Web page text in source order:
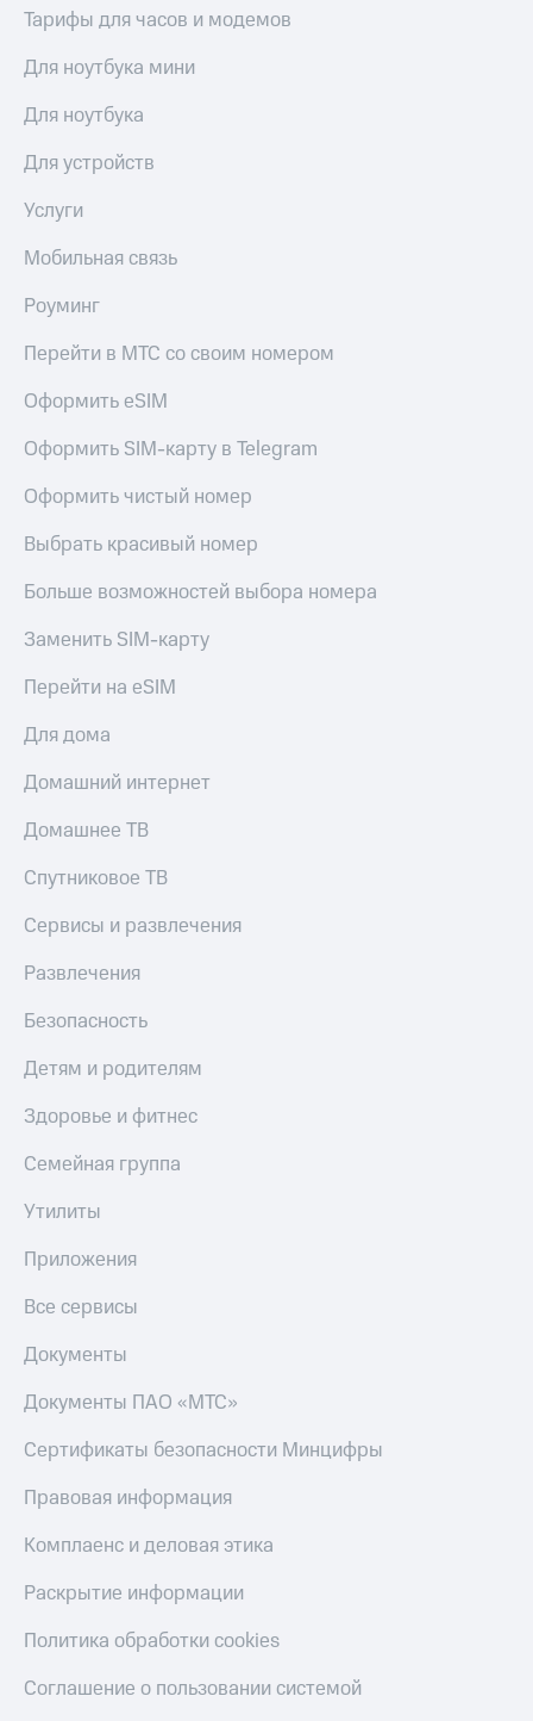
Тарифы для часов и модемов
Для ноутбука мини
Для ноутбука
Для устройств
Услуги
Мобильная связь
Роуминг
Перейти в МТС со своим номером
Оформить eSIM
Оформить SIM-карту в Telegram
Оформить чистый номер
Выбрать красивый номер
Больше возможностей выбора номера
Заменить SIM-карту
Перейти на eSIM
Для дома
Домашний интернет
Домашнее ТВ
Спутниковое ТВ
Сервисы и развлечения
Развлечения
Безопасность
Детям и родителям
Здоровье и фитнес
Семейная группа
Утилиты
Приложения
Все сервисы
Документы
Документы ПАО «МТС»
Сертификаты безопасности Минцифры
Правовая информация
Комплаенс и деловая этика
Раскрытие информации
Политика обработки cookies
Соглашение о пользовании системой